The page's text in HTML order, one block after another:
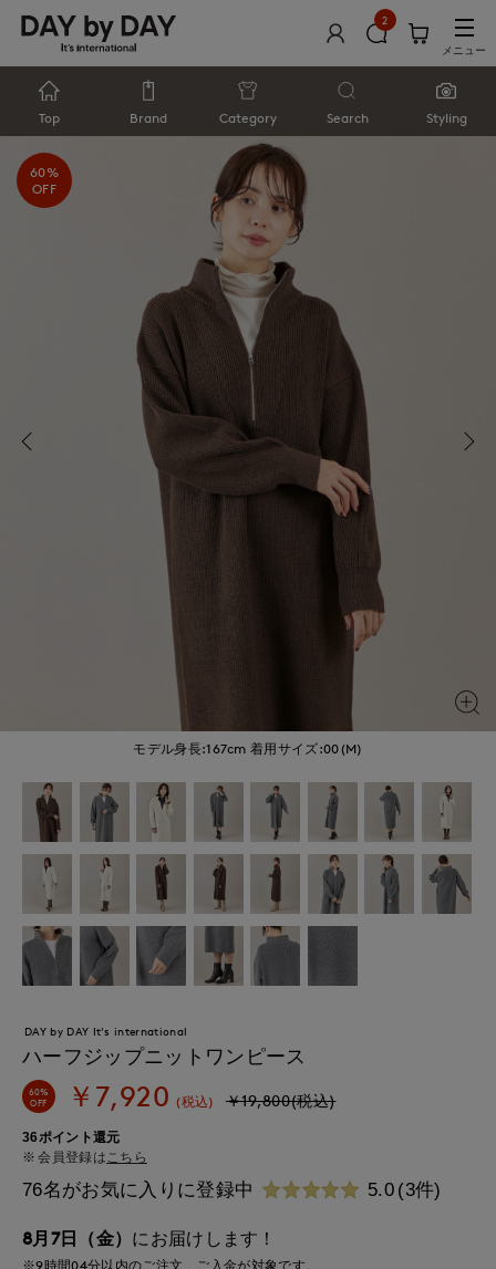
2
メニュー
Top Brand Category Search Styling
モデル身長:167cm 着用サイズ:00(M)
60%
OFF
DAY by DAY It's international
ハーフジップニットワンピース
60%
OFF ￥7,920 (税込) ￥19,800(税込)
36ポイント還元
会員登録はこちら
76名がお気に入りに登録中 5.0 (3件)
8月7日（金） にお届けします！
※9時間04分以内のご注文、ご入金が対象です。